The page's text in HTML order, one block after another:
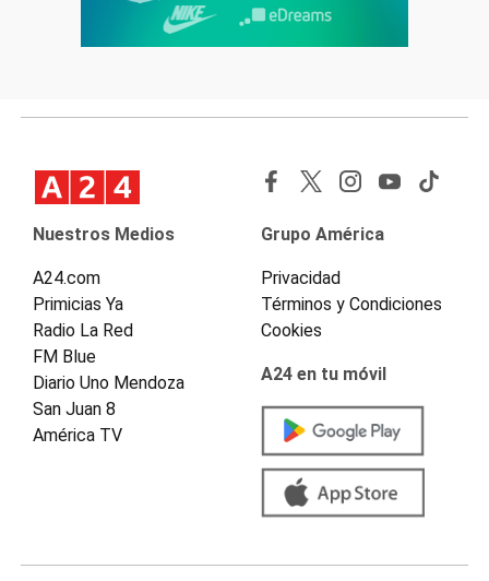
Nuestros Medios
A24.com
Primicias Ya
Radio La Red
FM Blue
Diario Uno Mendoza
San Juan 8
América TV
Grupo América
Privacidad
Términos y Condiciones
Cookies
A24 en tu móvil